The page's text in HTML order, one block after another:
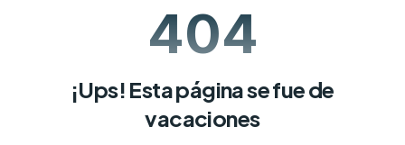
404
¡Ups! Esta página se fue de
vacaciones